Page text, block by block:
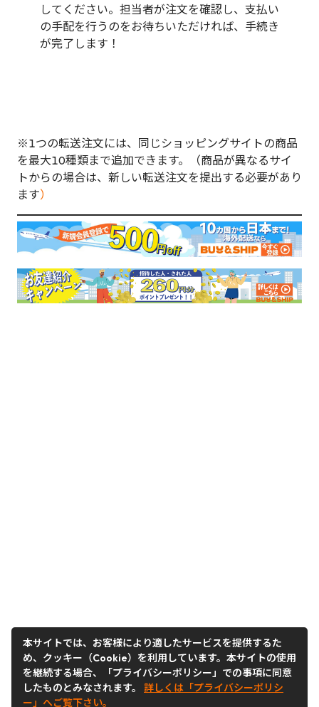
してください。担当者が注文を確認し、支払い
の手配を行うのをお待ちいただければ、手続き
が完了します！
※1つの転送注文には、同じショッピングサイトの商品
を最大10種類まで追加できます。（商品が異なるサイ
トからの場合は、新しい転送注文を提出する必要があり
ます）
本サイトでは、お客様により適したサービスを提供するた
め、クッキー（Cookie）を利用しています。本サイトの使用
を継続する場合、「プライバシーポリシー」での事項に同意
したものとみなされます。 詳しくは「プライバシーポリシ
ー」へご覧下さい。